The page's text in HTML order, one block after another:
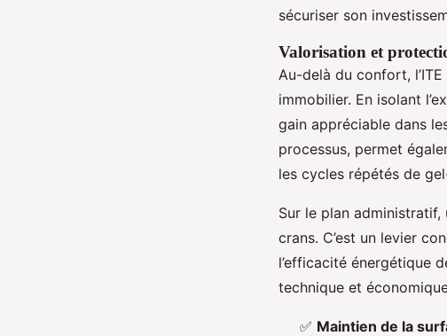
sécuriser son
Valorisation et
Au-delà du confort,
immobilier. En isolant
gain appréciable dans
processus, permet
les cycles répétés de
Sur le plan administratif,
crans. C’est un levier
l’efficacité énergétique
technique et
✅ Maintien de la